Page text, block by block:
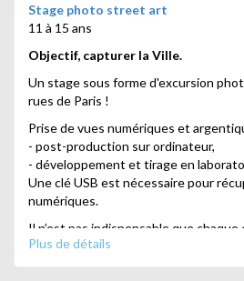
Stage photo street art
11 à 15 ans
Objectif, capturer la Ville.
Un stage sous forme d'excursion
rues de Paris !
Prise de vues numériques et
- post-production sur ordinateur,
- développement et tirage en
Une clé USB est nécessaire pour
numériques.
Il n’est pas indispensable que chaque
appareil.
Plus de détails